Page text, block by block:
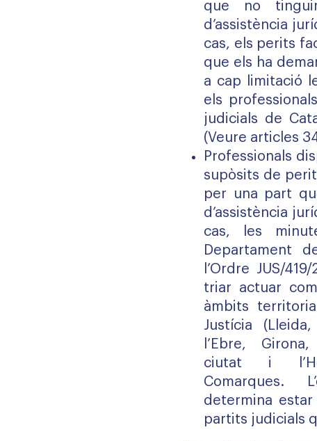
que no
d’assistència
cas, els perits
que els ha
a cap limitació
els
judicials de
(Veure articles
Professionals
supòsits de
per una part
d’assistència
cas, les
Departament
l’Ordre JUS/
triar actuar
àmbits
Justícia
l’Ebre,
ciutat i
Comarques.
determina
partits judicials